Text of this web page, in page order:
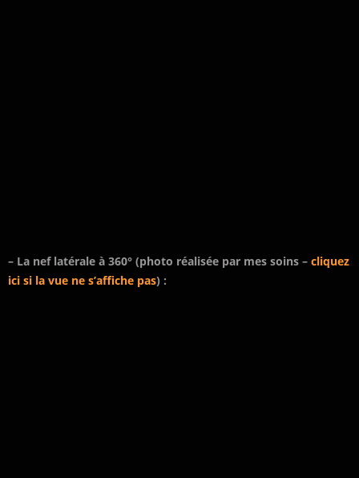
– La nef latérale à 360° (photo réalisée par mes soins – cliquez
ici si la vue ne s’affiche pas) :